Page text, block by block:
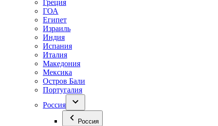
Греция
ГОА
Египет
Израиль
Индия
Испания
Италия
Македония
Мексика
Остров Бали
Португалия
Россия
Россия